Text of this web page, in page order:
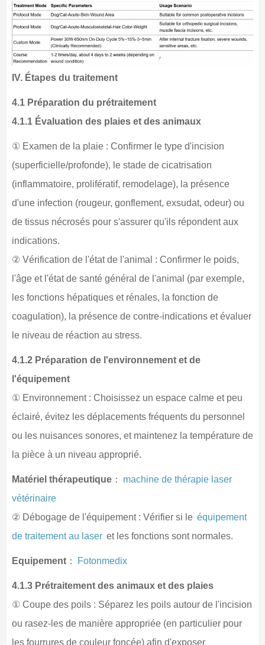
IV. Étapes du traitement
4.1 Préparation du prétraitement
4.1.1 Évaluation des plaies et des animaux
① Examen de la plaie : Confirmer le type d'incision
(superficielle/profonde), le stade de cicatrisation
(inflammatoire, prolifératif, remodelage), la présence
d'une infection (rougeur, gonflement, exsudat, odeur) ou
de tissus nécrosés pour s'assurer qu'ils répondent aux
indications.
② Vérification de l'état de l'animal : Confirmer le poids,
l'âge et l'état de santé général de l'animal (par exemple,
les fonctions hépatiques et rénales, la fonction de
coagulation), la présence de contre-indications et évaluer
le niveau de réaction au stress.
4.1.2 Préparation de l'environnement et de
l'équipement
① Environnement : Choisissez un espace calme et peu
éclairé, évitez les déplacements fréquents du personnel
ou les nuisances sonores, et maintenez la température de
la pièce à un niveau approprié.
Matériel thérapeutique：
machine de thérapie laser
vétérinaire
② Débogage de l'équipement : Vérifier si le équipement
de traitement au laser et les fonctions sont normales.
Equipement： Fotonmedix
4.1.3 Prétraitement des animaux et des plaies
① Coupe des poils : Séparez les poils autour de l'incision
ou rasez-les de manière appropriée (en particulier pour
les fourrures de couleur foncée) afin d'exposer